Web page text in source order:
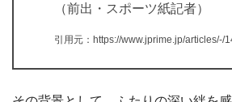
（前出・スポーツ紙記者）
引用元：https://www.jprime.jp/articles/-/